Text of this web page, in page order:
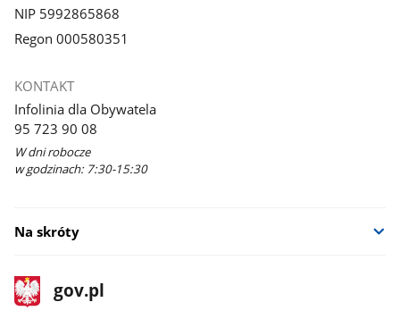
NIP 5992865868
Regon 000580351
KONTAKT
Infolinia dla Obywatela
95 723 90 08
W dni robocze
w godzinach: 7:30-15:30
Na skróty
stopka
gov.pl
Strona
gov.pl